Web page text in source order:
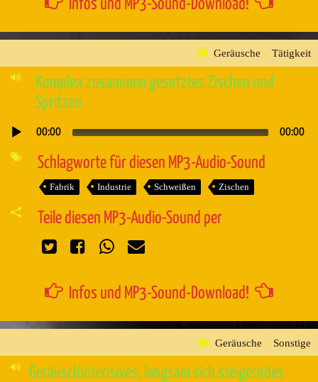
Infos und MP3-Sound-Download!
Geräusche » Tätigkeit
Komplex zusammen gesetztes Zischen und
Spritzen
Audio-
00:00 00:00
Schlagworte für diesen MP3-Audio-Sound
Fabrik Industrie Schweißen Zischen
Teile diesen MP3-Audio-Sound per
Infos und MP3-Sound-Download!
Geräusche » Sonstige
Geräuschintensives, langsam sich steigerndes